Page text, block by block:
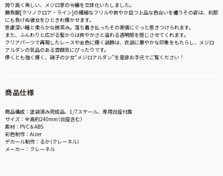
誇り高く美しい、メジロ家の令嬢を立体化いたしました。
勝負服[クリノクロア・ライン]の繊細なフリルや爽やか且つ上品な色合いを纏うその姿は、刹那
にも負けぬ彼女をひときわ輝かせます。
思慮深い瞳と柔らかな微笑み。落ち着き払ったその表情にぐっと惹きつけられます。
また、ふんわりと広がる髪からは爽やかさと溢れる透明感を感じさせてくれます。
クリアパーツで再現したレースや金色に輝く装飾は、衣装に華やかな印象をもたらし、メジロ
アルダンの気品のある雰囲気にぴったりです。
儚くとも強く輝く、硝子の少女“メジロアルダン”を是非お手元でご覧ください！
商品仕様
商品構成：塗装済み完成品、1/7スケール、専用台座付属
サイズ：全高約240mm（台座含む）
素材：PVC＆ABS
彩色制作：Aizer
デカール制作：るか（クレーネル）
メーカー：クレーネル